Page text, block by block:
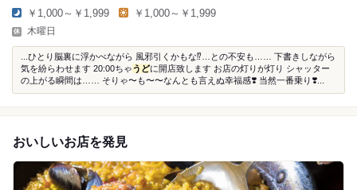
￥1,000～￥1,999 ￥1,000～￥1,999
木曜日
...ひとり脳裏に浮かべながら 風邪引くかもな⁉️…との不安も…… 下書きしながら
気を紛らわせます 20:00ちゃうどに開店致します お店の灯りが灯り シャッター
の上がる瞬間は…… そりゃ〜も〜〜なんとも言えぬ幸福感❣️ 当然一番乗り❣️...
おいしいお店を発見